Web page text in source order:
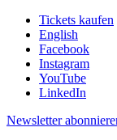
Tickets kaufen
English
Facebook
Instagram
YouTube
LinkedIn
Newsletter